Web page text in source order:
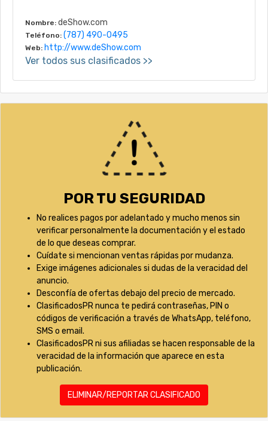
Nombre: deShow.com
Teléfono: (787) 490-0495
Web: http://www.deShow.com
Ver todos sus clasificados >>
POR TU SEGURIDAD
No realices pagos por adelantado y mucho menos sin
verificar personalmente la documentación y el estado
de lo que deseas comprar.
Cuídate si mencionan ventas rápidas por mudanza.
Exige imágenes adicionales si dudas de la veracidad del
anuncio.
Desconfía de ofertas debajo del precio de mercado.
ClasificadosPR nunca te pedirá contraseñas, PIN o
códigos de verificación a través de WhatsApp, teléfono,
SMS o email.
ClasificadosPR ni sus afiliadas se hacen responsable de la
veracidad de la información que aparece en esta
publicación.
ELIMINAR/REPORTAR CLASIFICADO